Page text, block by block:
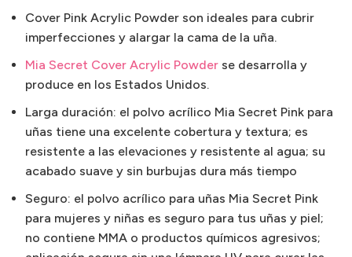
Cover Pink Acrylic Powder son ideales para cubrir
imperfecciones y alargar la cama de la uña.
Mia Secret Cover Acrylic Powder se desarrolla y
produce en los Estados Unidos.
Larga duración: el polvo acrílico Mia Secret Pink para
uñas tiene una excelente cobertura y textura; es
resistente a las elevaciones y resistente al agua; su
acabado suave y sin burbujas dura más tiempo
Seguro: el polvo acrílico para uñas Mia Secret Pink
para mujeres y niñas es seguro para tus uñas y piel;
no contiene MMA o productos químicos agresivos;